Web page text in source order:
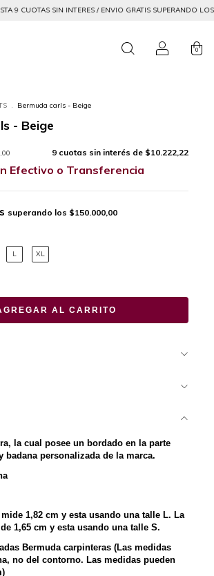
/ ENVIO GRATIS SUPERANDO LOS $150000 20% OFF
0
. Bermuda carls - Beige
- Beige
9 cuotas sin interés de $10.222,22
Efectivo o Transferencia
superando los $150.000,00
L XL
la cual posee un bordado en la parte
badana personalizada de la marca.
1,82 cm y esta usando una talle L. La
1,65 cm y esta usando una talle S.
Bermuda carpinteras (Las medidas
no del contorno. Las medidas pueden